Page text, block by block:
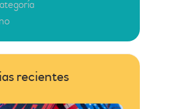
recientes